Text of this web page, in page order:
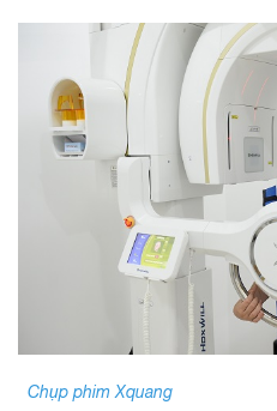
Chụp phim Xquang